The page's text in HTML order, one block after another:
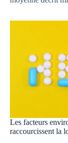
Les facteurs
raccourcissent la